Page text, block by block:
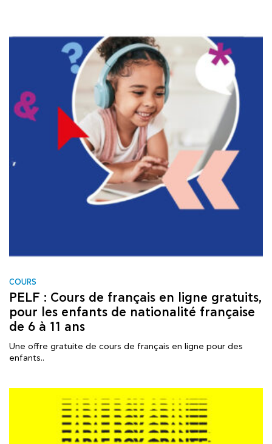
COURS
PELF : Cours de français en ligne gratuits,
pour les enfants de nationalité française
de 6 à 11 ans
Une offre gratuite de cours de français en ligne pour des
enfants..